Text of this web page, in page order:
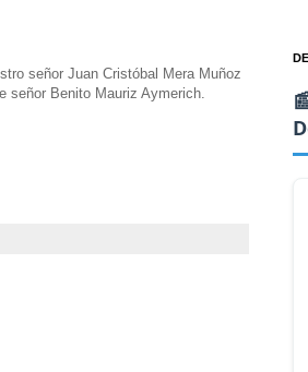
señor Juan Cristóbal Mera Muñoz
señor Benito Mauriz Aymerich.